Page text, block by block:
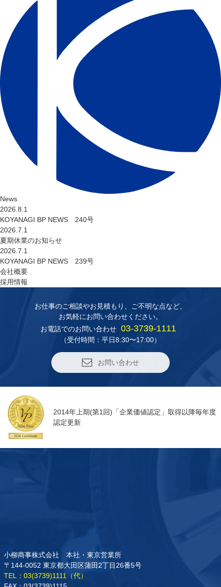
News
2026.8.1
KOYANAGI BP NEWS 240号
2026.7.1
夏期休業のお知らせ
2026.7.1
KOYANAGI BP NEWS 239号
会社概要
採用情報
お仕事のご相談やお見積もり、
ご不明な点など、
お気軽にお問い合わせください。
お電話でのお問い合わせ 03-3739-1111
（受付時間：平日8:30〜17:00）
お問い合わせ
2014年上期(第1回)「企業価値認定」取得以降毎年度
認定更新
小柳商事株式会社 本社・東京営業所
〒144-0052 東京都大田区蒲田2丁目26番5号
TEL：03(3739)1111（代）